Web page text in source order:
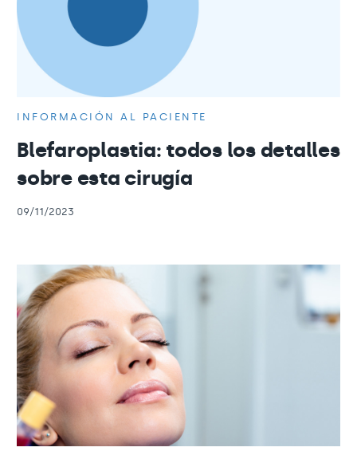
INFORMACIÓN AL PACIENTE
Blefaroplastia: todos los detalles
sobre esta cirugía
09/11/2023